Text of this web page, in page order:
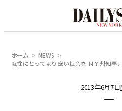
ホーム
NEWS
女性にとってより良い社会を ＮＹ州知事
2013年6月7日